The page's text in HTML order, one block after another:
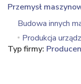
Przemysł
Budowa innych
Produkcja
Typ firmy: